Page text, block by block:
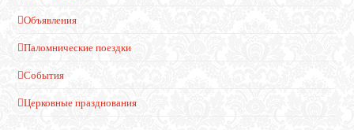
Объявления
Паломнические поездки
События
Церковные празднования